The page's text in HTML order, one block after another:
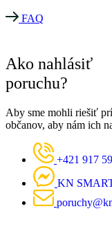
FAQ
Ako nahlásiť
poruchu?
Aby sme mohli riešiť
občanov, aby nám ich
+421 917
KN